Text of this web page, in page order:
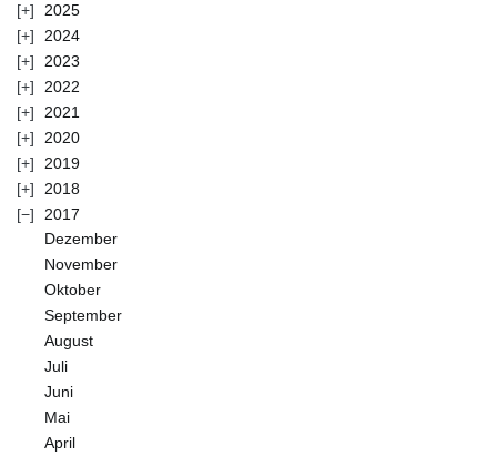
2025
2024
2023
2022
2021
2020
2019
2018
2017
Dezember
November
Oktober
September
August
Juli
Juni
Mai
April